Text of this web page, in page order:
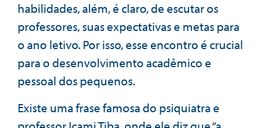
habilidades, além, é claro, de escutar os
professores, suas expectativas e metas para
o ano letivo. Por isso, esse encontro é crucial
para o desenvolvimento acadêmico e
pessoal dos pequenos.
Existe uma frase famosa do psiquiatra e